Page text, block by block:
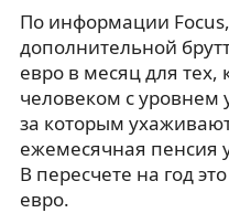
По информации
дополнительной
евро в месяц для тех,
человеком с уровнем
за которым
ежемесячная пенсия
В пересчете на год
евро.